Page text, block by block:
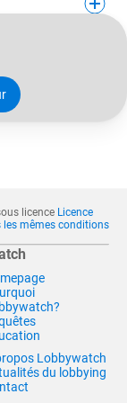
licence Licence
mêmes conditions
Lobbywatch
du lobbying